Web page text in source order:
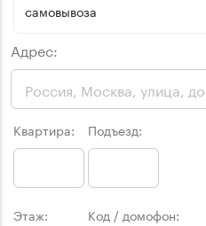
самовывоза
Адрес:
Квартира: Подъезд:
Этаж: Код / домофон: